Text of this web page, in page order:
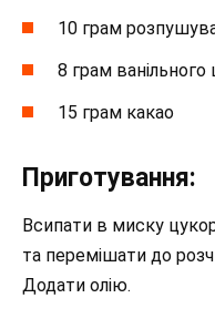
10 грам
8 грам ванільного
15 грам какао
Приготування:
Всипати в миску
та перемішати до
Додати олію.